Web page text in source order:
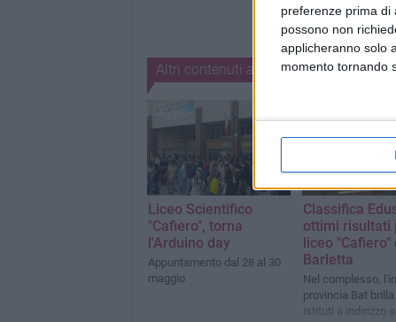
preferenze prima di
possono non
applicheranno solo
momento tornando
Altri contenuti a tema
Liceo Scientifico
"Cafiero", torna
l'Arduino day
Appuntamento dal 28 al 30
maggio
Classifica
ottimi risultati
liceo "Cafiero"
Barletta
Nel complesso,
provincia Bat brilla
istituti a indirizzo